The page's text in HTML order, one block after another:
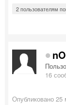
2 пользователям
16
Опубликовано 25